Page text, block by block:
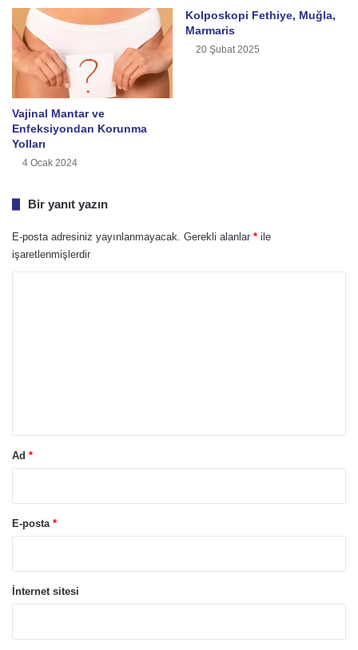
Vajinal Mantar ve
Enfeksiyondan Korunma
Yolları
4 Ocak 2024
Kolposkopi Fethiye, Muğla,
Marmaris
20 Şubat 2025
Bir yanıt yazın
E-posta adresiniz yayınlanmayacak. Gerekli alanlar * ile
işaretlenmişlerdir
Ad *
E-posta *
İnternet sitesi